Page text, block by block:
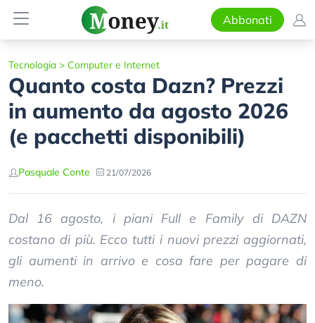
Abbonati
Tecnologia > Computer e Internet
Quanto costa Dazn? Prezzi
in aumento da agosto 2026
(e pacchetti disponibili)
Pasquale Conte 21/07/2026
Dal 16 agosto, i piani Full e Family di DAZN
costano di più. Ecco tutti i nuovi prezzi aggiornati,
gli aumenti in arrivo e cosa fare per pagare di
meno.